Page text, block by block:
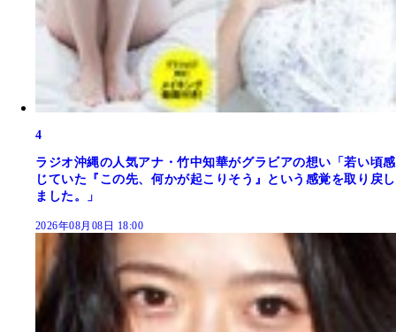
4
ラジオ沖縄の人気アナ・竹中知華がグラビアの想い「若い頃感
じていた『この先、何かが起こりそう』という感覚を取り戻し
ました。」
2026年08月08日 18:00